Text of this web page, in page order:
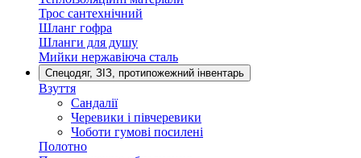
Трос сантехнічний
Шланг гофра
Шланги для душу
Мийки нержавіюча сталь
Спецодяг, ЗІЗ, протипожежний інвентарь
Взуття
Сандалії
Черевики і півчеревики
Чоботи гумові посилені
Полотно